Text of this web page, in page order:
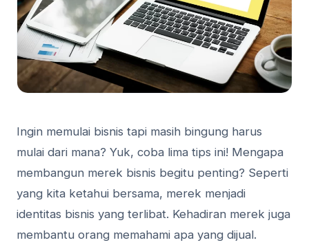
Ingin memulai bisnis tapi masih bingung harus
mulai dari mana? Yuk, coba lima tips ini! Mengapa
membangun merek bisnis begitu penting? Seperti
yang kita ketahui bersama, merek menjadi
identitas bisnis yang terlibat. Kehadiran merek juga
membantu orang memahami apa yang dijual.